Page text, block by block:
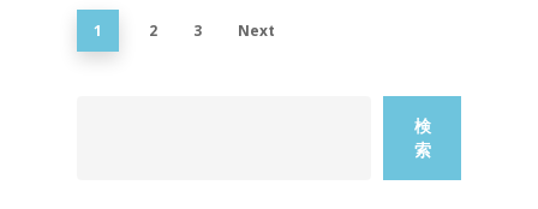
1 2 3 Next
検
索